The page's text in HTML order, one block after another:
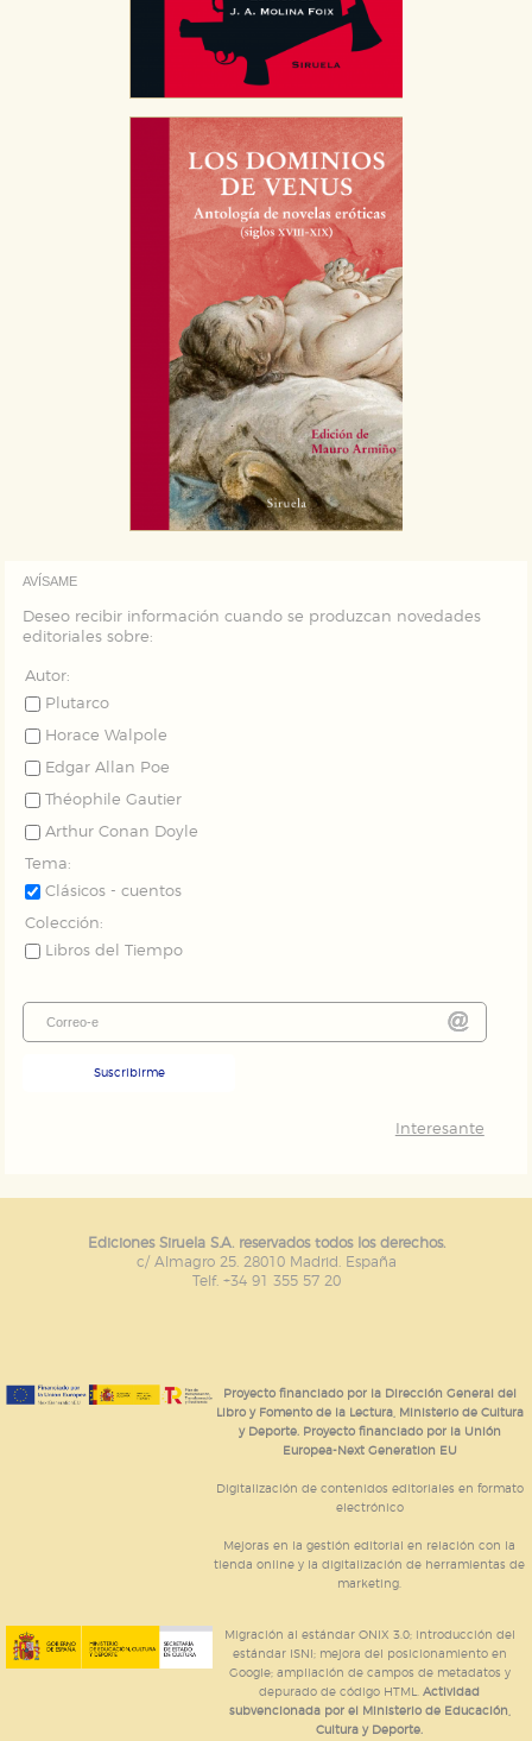
AVÍSAME
Deseo recibir información cuando se produzcan novedades
editoriales sobre:
Autor:
Plutarco
Horace Walpole
Edgar Allan Poe
Théophile Gautier
Arthur Conan Doyle
Tema:
Clásicos - cuentos
Colección:
Libros del Tiempo
Suscribirme
Interesante
Ediciones Siruela S.A. reservados todos los derechos.
c/ Almagro 25. 28010 Madrid. España
Telf. +34 91 355 57 20
Proyecto financiado por la Dirección General del
Libro y Fomento de la Lectura, Ministerio de Cultura
y Deporte. Proyecto financiado por la Unión
Europea-Next Generation EU
Digitalización de contenidos editoriales en formato
electrónico
Mejoras en la gestión editorial en relación con la
tienda online y la digitalización de herramientas de
marketing.
Migración al estándar ONIX 3.0; introducción del
estándar ISNI; mejora del posicionamiento en
Google; ampliación de campos de metadatos y
depurado de código HTML.Actividad
subvencionada por el Ministerio de Educación,
Cultura y Deporte.